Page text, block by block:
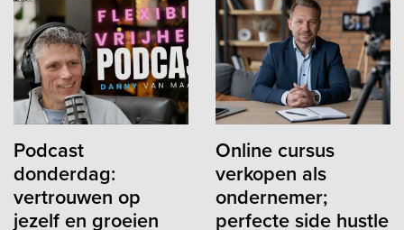
Podcast
donderdag:
vertrouwen op
jezelf en groeien
Online cursus
verkopen als
ondernemer;
perfecte side hustle